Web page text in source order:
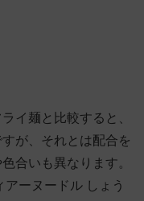
イ麺と比較すると、
が、それとは配合を
合いも異なります。
ーヌードル しょう